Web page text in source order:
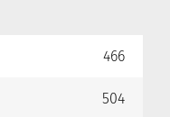
466
504